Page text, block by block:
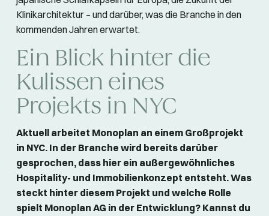
Klinikarchitektur – und darüber, was die Branche in den
kommenden Jahren erwartet.
Ein Blick hinter die
Kulissen eines
Projekts in NYC
Aktuell arbeitet Monoplan an einem Großprojekt
in NYC. In der Branche wird bereits darüber
gesprochen, dass hier ein außergewöhnliches
Hospitality- und Immobilienkonzept entsteht. Was
steckt hinter diesem Projekt und welche Rolle
spielt Monoplan AG in der Entwicklung? Kannst du